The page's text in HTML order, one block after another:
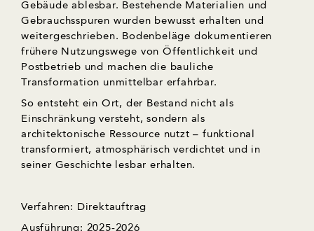
Gebäude ablesbar. Bestehende Materialien und
Gebrauchsspuren wurden bewusst erhalten und
weitergeschrieben. Bodenbeläge dokumentieren
frühere Nutzungswege von Öffentlichkeit und
Postbetrieb und machen die bauliche
Transformation unmittelbar erfahrbar.
So entsteht ein Ort, der Bestand nicht als
Einschränkung versteht, sondern als
architektonische Ressource nutzt – funktional
transformiert, atmosphärisch verdichtet und in
seiner Geschichte lesbar erhalten.
Verfahren: Direktauftrag
Ausführung: 2025-2026